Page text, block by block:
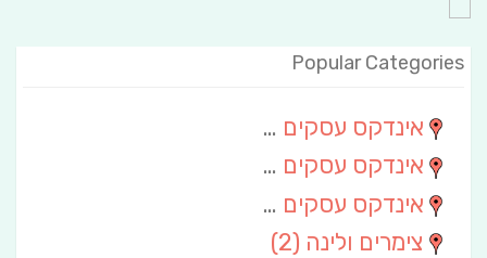
Popular Categories
אינדקס עסקים מרחבי
אינדקס עסקים חבל שלום
אינדקס עסקים ארצי
צימרים ולינה (2)